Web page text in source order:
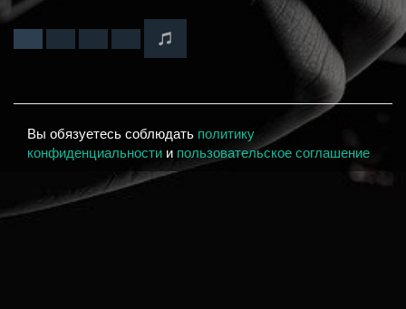
Вы обязуетесь соблюдать политику
конфиденциальности и пользовательское соглашение